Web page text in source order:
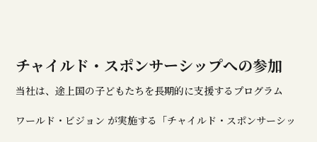
チャイルド・スポンサーシップへの参加
当社は、途上国の子どもたちを長期的に支援するプログラム
ワールド・ビジョン が実施する「チャイルド・スポンサーシッ